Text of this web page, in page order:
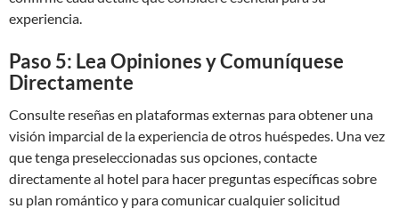
experiencia.
Paso 5: Lea Opiniones y Comuníquese
Directamente
Consulte reseñas en plataformas externas para obtener una
visión imparcial de la experiencia de otros huéspedes. Una vez
que tenga preseleccionadas sus opciones, contacte
directamente al hotel para hacer preguntas específicas sobre
su plan romántico y para comunicar cualquier solicitud